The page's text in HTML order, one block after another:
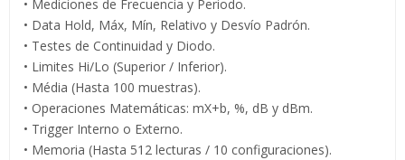
• Mediciones de Frecuencia y Periodo.
• Data Hold, Máx, Mín, Relativo y Desvío Padrón.
• Testes de Continuidad y Diodo.
• Limites Hi/Lo (Superior / Inferior).
• Média (Hasta 100 muestras).
• Operaciones Matemáticas: mX+b, %, dB y dBm.
• Trigger Interno o Externo.
• Memoria (Hasta 512 lecturas / 10 configuraciones).